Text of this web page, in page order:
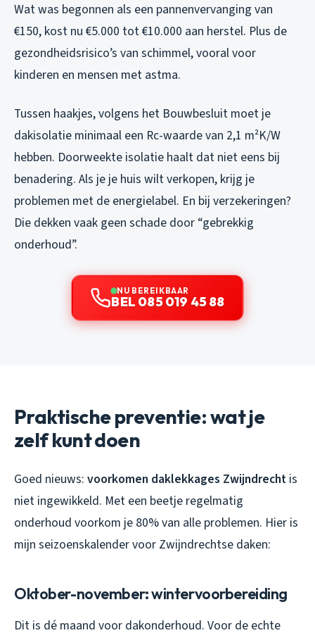
Wat was begonnen als een pannenvervanging van
€150, kost nu €5.000 tot €10.000 aan herstel. Plus de
gezondheidsrisico’s van schimmel, vooral voor
kinderen en mensen met astma.
Tussen haakjes, volgens het Bouwbesluit moet je
dakisolatie minimaal een Rc-waarde van 2,1 m²K/W
hebben. Doorweekte isolatie haalt dat niet eens bij
benadering. Als je je huis wilt verkopen, krijg je
problemen met de energielabel. En bij verzekeringen?
Die dekken vaak geen schade door “gebrekkig
onderhoud”.
NU BEREIKBAAR
BEL 085 019 45 88
Praktische preventie: wat je
zelf kunt doen
Goed nieuws: voorkomen daklekkages Zwijndrecht is
niet ingewikkeld. Met een beetje regelmatig
onderhoud voorkom je 80% van alle problemen. Hier is
mijn seizoenskalender voor Zwijndrechtse daken:
Oktober-november: wintervoorbereiding
Dit is dé maand voor dakonderhoud. Voor de echte